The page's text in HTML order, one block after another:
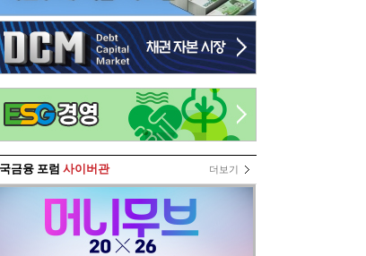
금융 포럼 사이버관 더보기